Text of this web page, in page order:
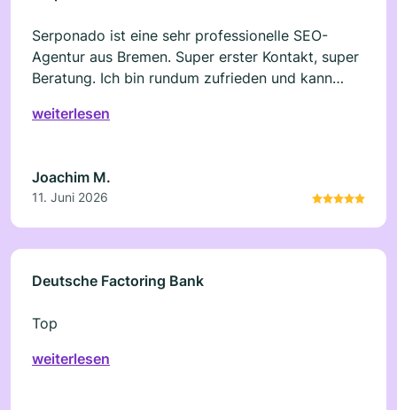
Serponado ist eine sehr professionelle SEO-
Agentur aus Bremen. Super erster Kontakt, super
Beratung. Ich bin rundum zufrieden und kann
weiterlesen
Joachim M.
11. Juni 2026
Deutsche Factoring Bank
Top
weiterlesen